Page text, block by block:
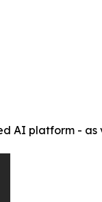
AI platform -